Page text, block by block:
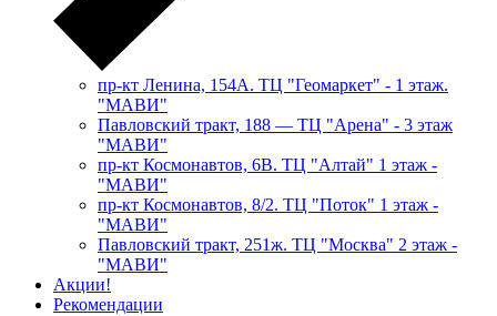
пр-кт Ленина, 154А. ТЦ "Геомаркет" - 1 этаж.
"МАВИ"
​Павловский тракт, 188 — ТЦ "Арена" - 3 этаж
"МАВИ"
пр-кт Космонавтов, 6В. ТЦ "Алтай" 1 этаж -
"МАВИ"
пр-кт Космонавтов, 8/2. ТЦ "Поток" 1 этаж -
"МАВИ"
Павловский тракт, 251ж. ТЦ "Москва" 2 этаж -
"МАВИ"
Акции!
Рекомендации